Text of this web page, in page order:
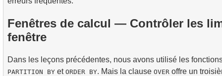
Fenêtres de calcul — Contrôler les
fenêtre
Dans les leçons précédentes, nous avons utilisé les
PARTITION BY et ORDER BY. Mais la clause OVER offre un